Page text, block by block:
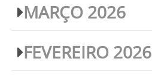
MARÇO 2026
FEVEREIRO 2026